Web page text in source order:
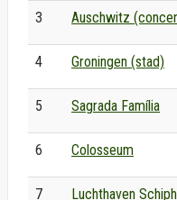
3 Auschwitz
4 Groningen (stad)
5 Sagrada Família
6 Colosseum
7 Luchthaven